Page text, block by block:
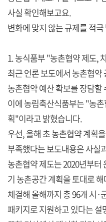
사실 확인해보고요.
변화에 맞지 않는 규제를 적
1. 농식품부 "농촌협약 제도,
최근 언론 보도에서 농촌협
농촌협약 예산 확보를 장담
이에 농림축산식품부는 "농
획"이라고 밝혔습니다.
우선, 올해 초 농촌협약 계획
부족했다는 보도내용은 사실
농촌협약 제도는 2020년부터
기 농촌공간 계획을 토대로
체결해 올해까지 총 96개 시·
패키지로 지원하고 있다는 설